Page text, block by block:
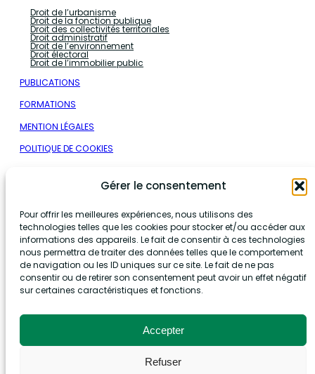
Gérer le consentement
Pour offrir les meilleures expériences, nous utilisons des
technologies telles que les cookies pour stocker et/ou accéder aux
informations des appareils. Le fait de consentir à ces technologies
nous permettra de traiter des données telles que le comportement
de navigation ou les ID uniques sur ce site. Le fait de ne pas
consentir ou de retirer son consentement peut avoir un effet négatif
sur certaines caractéristiques et fonctions.
Accepter
Refuser
Droit de l’urbanisme
Droit de la fonction publique
Droit des collectivités territoriales
Droit administratif
Droit de l’environnement
Droit électoral
Droit de l’immobilier public
PUBLICATIONS
FORMATIONS
MENTION LÉGALES
POLITIQUE DE COOKIES
Nous contacter
+33 9 78 45 32 83
contact@adpublica-avocats.fr
Nos bureaux
26 Avenue de Saint-Cloud